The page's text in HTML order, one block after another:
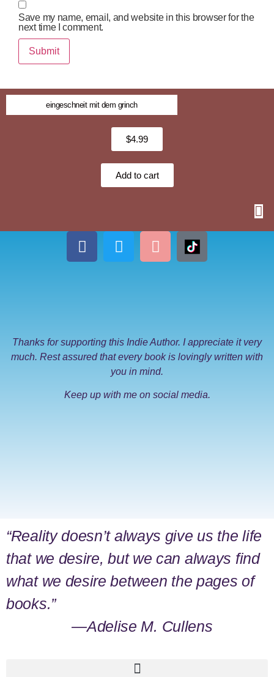
Save my name, email, and website in this browser for the
next time I comment.
eingeschneit mit dem grinch
$4.99
Add to cart
Thanks for supporting this Indie Author. I appreciate it very
much. Rest assured that every book is lovingly written with
you in mind.
Keep up with me on social media.
“Reality doesn’t always give us the life
that we desire, but we can always find
what we desire between the pages of
books.”
―Adelise M. Cullens